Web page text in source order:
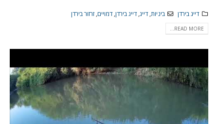
דייג בירדן ביניות,דייג,דייג בירדן,דמויים,זרזור בירדן
READ MORE...